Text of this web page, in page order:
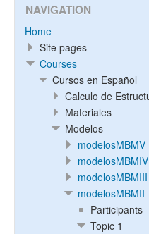
NAVIGATION
Home
Site pages
Courses
Cursos en Español
Calculo de
Materiales
Modelos
modelosMBMV
modelosMBMIV
modelosMBMIII
modelosMBMII
Participants
Topic 1